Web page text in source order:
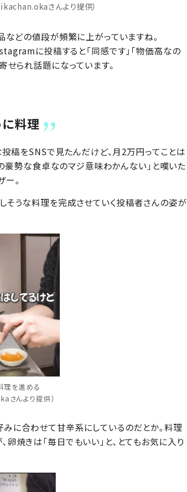
さんより提供）
などの値段が頻繁に上がっていますね。
に投稿すると「同感です」「物価高なの
せられ話題になっています。
料理
投稿をSNSで見たんだけど、月2万円ってことは
豪勢な食卓なのマジ意味わかんない」と嘆いた
。
そうな料理を完成させていく投稿者さんの姿が
理を進める
さんより提供）
に合わせて甘辛系にしているのだとか。料理
焼きは「毎日でもいい」と、とてもお気に入り